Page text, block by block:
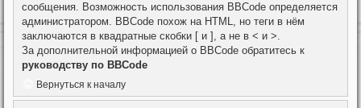
сообщения. Возможность использования BBCode определяется
администратором. BBCode похож на HTML, но теги в нём
заключаются в квадратные скобки [ и ], а не в < и >.
За дополнительной информацией о BBCode обратитесь к
руководству по BBCode
Вернуться к началу